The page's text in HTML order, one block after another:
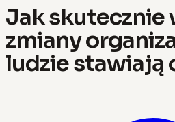
Jak skutecznie
zmiany
ludzie stawiają